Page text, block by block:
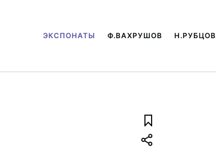
ЭКСПОНАТЫ Ф.ВАХРУШОВ Н.РУБЦОВ